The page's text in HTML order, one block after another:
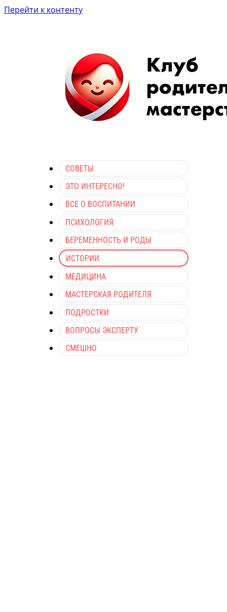
Перейти к контенту
СОВЕТЫ
ЭТО ИНТЕРЕСНО!
ВСЕ О ВОСПИТАНИИ
ПСИХОЛОГИЯ
БЕРЕМЕННОСТЬ И РОДЫ
ИСТОРИИ
МЕДИЦИНА
МАСТЕРСКАЯ РОДИТЕЛЯ
ПОДРОСТКИ
ВОПРОСЫ ЭКСПЕРТУ
СМЕШНО